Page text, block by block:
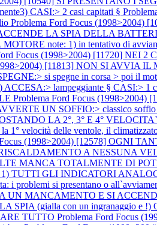
CASI:> 2 casi capitati §
Problema Ford Focus (1998>2004)
LA SPIA DELLA
note: 1) in tentativo di
Focus (1998>2004) [11720] NEI
[11813] NON SI AVVIA IL
si spegne in corsa > poi il
lampeggiante § CASI:> 1
Problema Ford Focus
UN SOFFIO:> classico
LA 2°, 3° E 4°
velocità delle ventole, il
(1998>2004) [12578] OGNI
A NESSUNA
MANCA TOTALMENTE DI
TUTTI GLI INDICATORI
si presentano o
UN MANCAMENTO E SI
SPIA (gialla con un ingranaggio
TUTTO Problema Ford Focus